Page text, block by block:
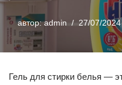
автор:admin 27/07/2024
Гель для стирки белья —